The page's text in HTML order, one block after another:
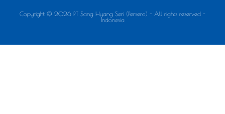
Copyright © 2026 PT Sang Hyang Seri (Persero) - All rights reserved -
Indonesia